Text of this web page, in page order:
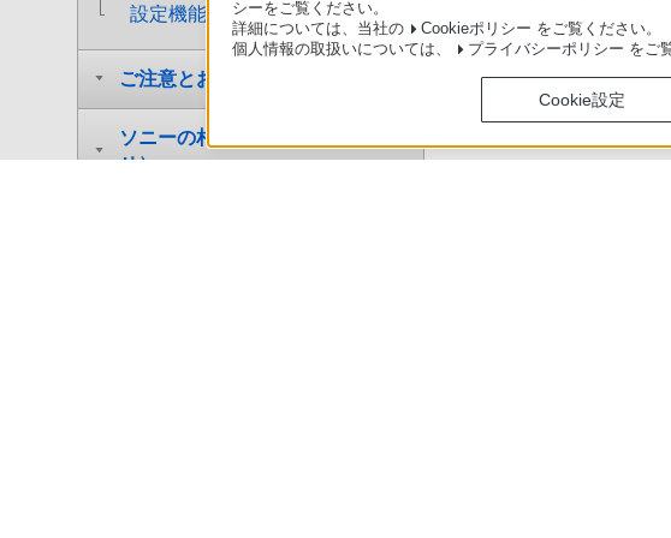
設定機能一覧
ご注意とお知らせ
ソニーの相談窓口（お問い合わ
せ）
シーをご覧ください。
詳細については、当社の
Cookieポリシー をご覧ください。
個人情報の取扱いについては、
プライバシーポリシー をご
Cookie設定